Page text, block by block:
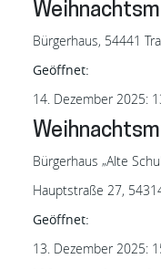
Bürgerhaus, 54441
Geöffnet:
14. Dezember 2025:
Bürgerhaus „Alte
Hauptstraße 27,
Geöffnet:
13. Dezember 2025: